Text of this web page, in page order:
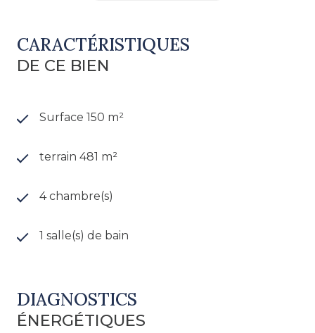
cave. La maison se complète par un studio Ã
rénover indépendant qui se loue facilement aux
vitrage et chauffage au gaz de ville. Montant
année de référence des prix de l'énergie : 2021.
(dont 11 500 € TTC d'honoraires Ã la charge de
informations sur les risques auxquels ce bien est
CARACTÉRISTIQUES
DE CE BIEN
Surface 150 m²
terrain 481 m²
4 chambre(s)
1 salle(s) de bain
DIAGNOSTICS
ÉNERGÉTIQUES